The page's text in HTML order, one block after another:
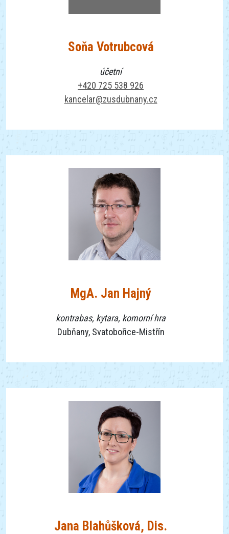
Soňa Votrubcová
účetní
+420 725 538 926
kancelar@zusdubnany.cz
MgA. Jan Hajný
kontrabas, kytara, komorní hra
Dubňany, Svatobořice-Mistřín
Jana Blahůšková, Dis.